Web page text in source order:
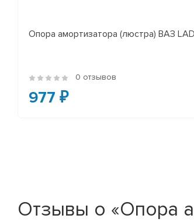
Опора амортизатора (люстра) ВАЗ
0 отзывов
977 ₽
Отзывы о «Опора